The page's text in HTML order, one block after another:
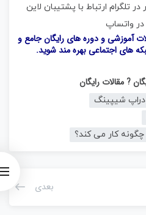
در تلگرام ارتباط با پشتیبان لاین
در واتساپ
آموزشی و دوره های رایگان جامع و
های اجتماعیبهره مند شوید.
? مقالات رایگان
دراپ شیپینگ
بعدی